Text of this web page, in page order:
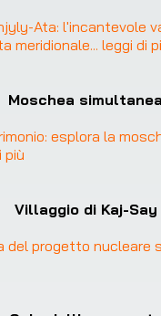
Ata: l'incantevole
meridionale... leggi di
Moschea simultanea
esplora la
più
Villaggio di Kaj-Say
del progetto nucleare